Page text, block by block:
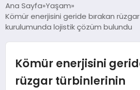
ADANA
Ana Sayfa Yaşam
Kömür enerjisini geride bırakan
kurulumunda lojistik çözüm bulundu
Kömür enerjisini
rüzgar türbinlerinin